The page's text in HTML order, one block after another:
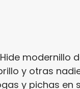
Hide modernillo
y otras
y pichas en